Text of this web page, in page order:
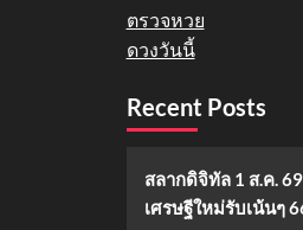
ตรวจหวย
ดวงวันนี้
Recent Posts
สลากดิจิทัล 1 ส.ค.
เศรษฐีใหม่รับเน้นๆ